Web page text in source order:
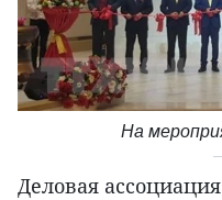
На
Деловая